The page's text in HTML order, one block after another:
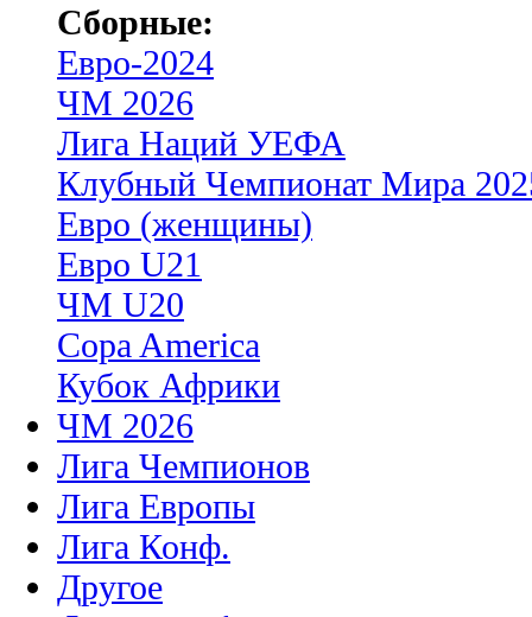
Сборные:
Евро-2024
ЧМ 2026
Лига Наций УЕФА
Клубный Чемпионат Мира
Евро (женщины)
Евро U21
ЧМ U20
Copa America
Кубок Африки
ЧМ 2026
Лига Чемпионов
Лига Европы
Лига Конф.
Другое